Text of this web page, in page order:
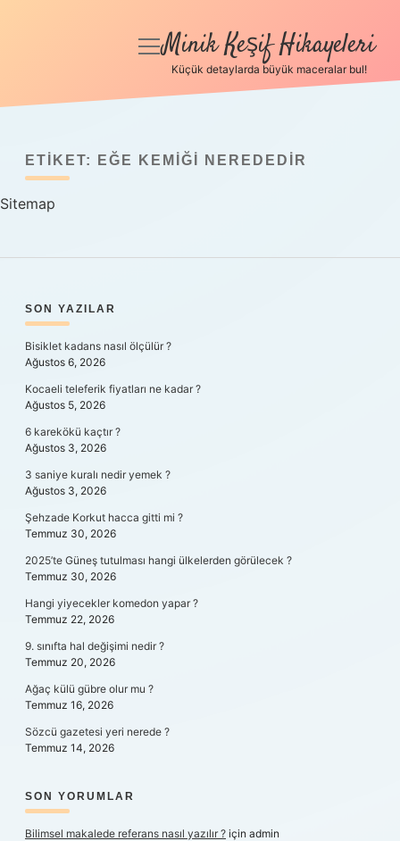
Anasayfa
Yasal Uyarı
menüyü
Minik Keşif Hikayeleri
Küçük detaylarda büyük maceralar bul!
ETIKET: EĞE KEMIĞI NEREDEDIR
Sitemap
SIDEBAR
SON YAZILAR
Bisiklet kadans nasıl ölçülür ?
Ağustos 6, 2026
Kocaeli teleferik fiyatları ne kadar ?
Ağustos 5, 2026
6 karekökü kaçtır ?
Ağustos 3, 2026
3 saniye kuralı nedir yemek ?
Ağustos 3, 2026
Şehzade Korkut hacca gitti mi ?
Temmuz 30, 2026
2025’te Güneş tutulması hangi ülkelerden görülecek ?
Temmuz 30, 2026
Hangi yiyecekler komedon yapar ?
Temmuz 22, 2026
9. sınıfta hal değişimi nedir ?
Temmuz 20, 2026
Ağaç külü gübre olur mu ?
Temmuz 16, 2026
Sözcü gazetesi yeri nerede ?
Temmuz 14, 2026
SON YORUMLAR
Bilimsel makalede referans nasıl yazılır ? için admin